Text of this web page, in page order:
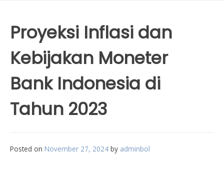
Proyeksi Inflasi dan
Kebijakan Moneter
Bank Indonesia di
Tahun 2023
Posted on November 27, 2024 by adminbol